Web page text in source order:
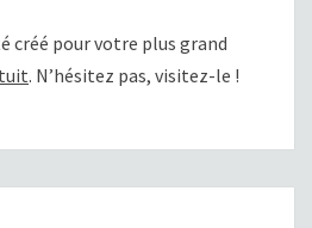
créé pour votre plus grand
. N’hésitez pas, visitez-le !